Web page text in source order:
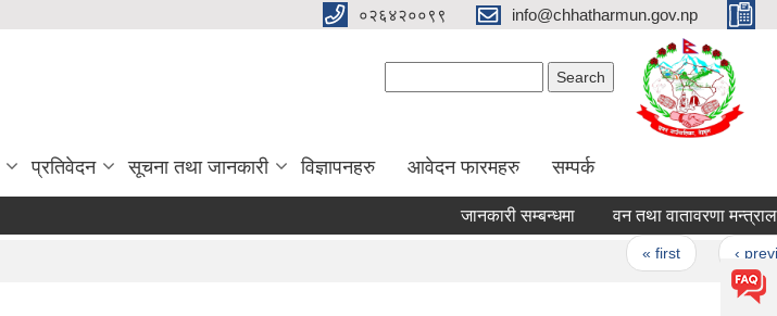
०२६४२००९९ info@chhatharmun.gov.np
प्रतिवेदन सूचना तथा जानकारी विज्ञापनहरु आवेदन फारमहरु सम्पर्क
जानकारी सम्बन्धमा वन तथा वातावरणा मन्त्रालयकाे
‹ previous